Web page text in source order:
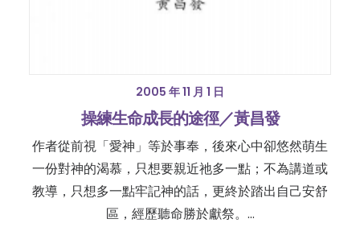
2005 年 11 月 1 日
操練生命成長的途徑／黃昌發
作者從前視「愛神」等於事奉，後來心中卻悠然萌生
一份對神的渴慕，只想要親近祂多一點；不為講道或
教導，只想多一點牢記神的話，更終於踏出自己安舒
區，經歷聽命勝於獻祭。…